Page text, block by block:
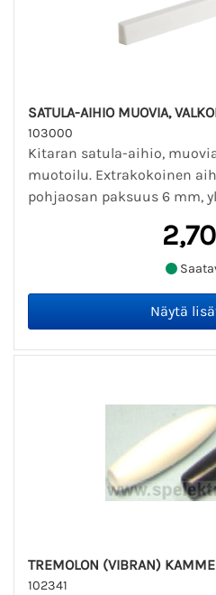
SATULA-AIHIO MUOVIA,
103000
Kitaran satula-aihio,
muotoilu. Extrakokoinen
pohjaosan paksuus 6 mm,
TREMOLON (VIBRAN)
102341